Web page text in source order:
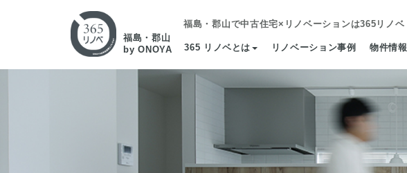
福島・郡山
by ONOYA
福島・郡山で中古住宅×リノベーションは365リノベ
365 リノベとは リノベーション事例 物件情報